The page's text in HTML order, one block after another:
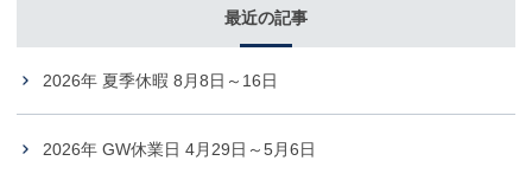
最近の記事
2026年 夏季休暇 8月8日～16日
2026年 GW休業日 4月29日～5月6日